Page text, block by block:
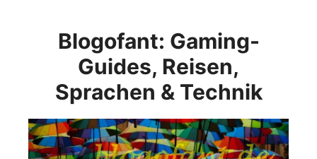
Blogofant: Gaming-
Guides, Reisen,
Sprachen & Technik